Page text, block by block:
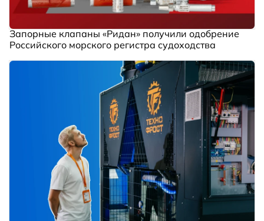
Запорные клапаны «Ридан» получили одобрение
Российского морского регистра судоходства